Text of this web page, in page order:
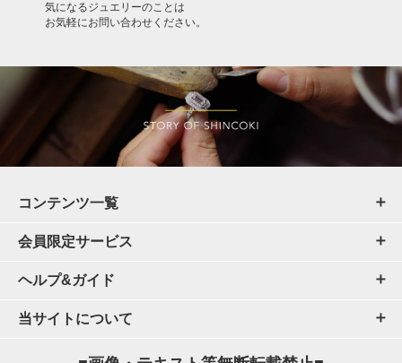
気になるジュエリーのことは
お気軽にお問い合わせください。
コンテンツ一覧
会員限定サービス
ヘルプ&ガイド
当サイトについて